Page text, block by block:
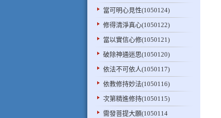
當可明心見性(1050124)
修得清淨真心(1050122)
當以實信心修(1050121)
破除神通迷思(1050120)
依法不可依人(1050117)
依教修持妙法(1050116)
次第精進修持(1050115)
需發菩提大願(1050114